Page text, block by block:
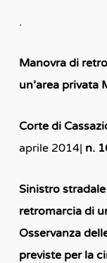
.
Manovra di
un’area privata
Corte di
aprile 2014| n.
Sinistro
retromarcia di
Osservanza
previste per la